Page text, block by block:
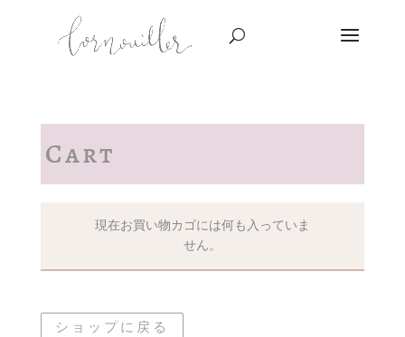
Cart
現在お買い物カゴには何も入っていま
せん。
ショップに戻る